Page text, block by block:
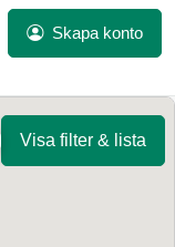
Skapa konto
Visa filter & lista